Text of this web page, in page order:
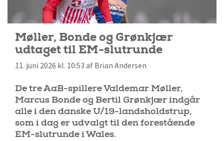
Møller, Bonde og Grønkjær
udtaget til EM-slutrunde
11. juni 2026 kl. 10:53 af Brian Andersen
De tre AaB-spillere Valdemar Møller,
Marcus Bonde og Bertil Grønkjær indgår
alle i den danske U/19-landsholdstrup,
som i dag er udvalgt til den forestående
EM-slutrunde i Wales.